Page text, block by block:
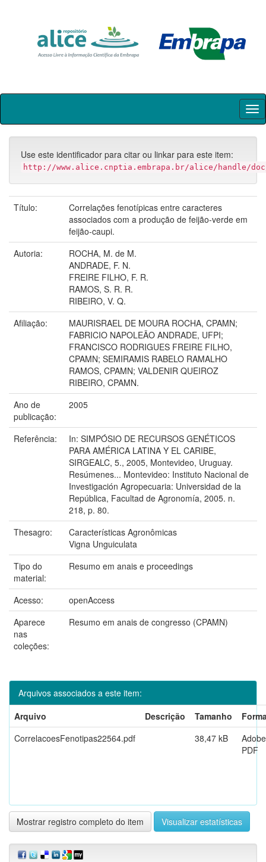
Skip
Use este identificador para citar ou linkar para este item:
http://www.alice.cnptia.embrapa.br/alice/handle/
Título:
Correlações fenotípicas entre caracteres
associados com a produção de feijão-verde em
feijão-caupi.
Autoria:
ROCHA, M. de M.
ANDRADE, F. N.
FREIRE FILHO, F. R.
RAMOS, S. R. R.
RIBEIRO, V. Q.
Afiliação:
MAURISRAEL DE MOURA ROCHA, CPAMN;
FABRICIO NAPOLEÃO ANDRADE, UFPI;
FRANCISCO RODRIGUES FREIRE FILHO,
CPAMN; SEMIRAMIS RABELO RAMALHO
RAMOS, CPAMN; VALDENIR QUEIROZ
RIBEIRO, CPAMN.
Ano de
publicação:
2005
Referência:
In: SIMPÓSIO DE RECURSOS GENÉTICOS
PARA AMÉRICA LATINA Y EL CARIBE,
SIRGEALC, 5., 2005, Montevideo, Uruguay.
Resúmenes... Montevideo: Instituto Nacional de
Investigación Agropecuaria: Universidad de la
República, Facultad de Agronomía, 2005. n.
218, p. 80.
Thesagro:
Características Agronômicas
Vigna Unguiculata
Tipo do
material:
Resumo em anais e proceedings
Acesso:
openAccess
Aparece
nas
coleções:
Resumo em anais de congresso (CPAMN)
Arquivos associados a este item:
Arquivo
Descrição Tamanho
CorrelacoesFenotipas22564.pdf
38,47 kB
Adobe
PDF
Mostrar registro completo do item Visualizar estatísticas